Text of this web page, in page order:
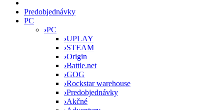
Predobjednávky
PC
›PC
›UPLAY
›STEAM
›Origin
›Battle.net
›GOG
›Rockstar warehouse
›Predobjednávky
›Akčné